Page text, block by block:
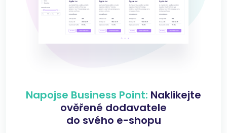
Napojse Business Point: Naklikejte
ověřené dodavatele
do svého e-shopu